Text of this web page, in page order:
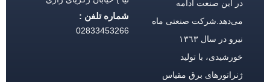
در این صنعت ادامه
می‌دهد.شركت صنعتی ماه
نیرو در سال ١٣٦٣
خورشیدی، با تولید
ژنراتورهای برق مقیاس
شماره تلفن :
02833453266